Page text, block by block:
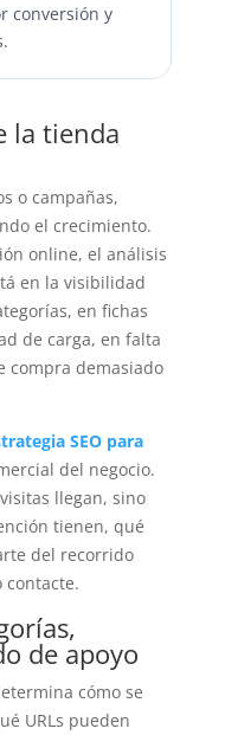
conversión y
la tienda
o campañas,
el crecimiento.
online, el análisis
en la visibilidad
en fichas
de carga, en falta
compra demasiado
SEO para
del negocio.
llegan, sino
tienen, qué
del recorrido
de apoyo
cómo se
URLs pueden